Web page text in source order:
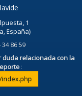
1
España)
86 59
relacionada con la
: